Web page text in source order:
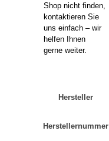
Shop nicht finden,
kontaktieren Sie
uns einfach – wir
helfen Ihnen
gerne weiter.
Hersteller
Herstellernummer